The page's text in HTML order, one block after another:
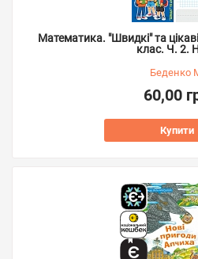
Математика. "Швидкі" та
клас. Ч. 2.
Беденко
60,00
Купити